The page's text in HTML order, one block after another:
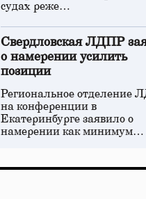
судах реже…
Свердловская ЛДПР
о намерении усилить
позиции
Региональное отделение
на конференции в
Екатеринбурге заявило о
намерении как минимум…